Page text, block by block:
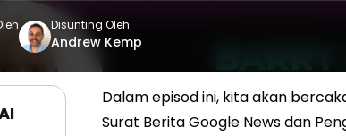
Disunting Oleh
Andrew Kemp
Dalam episod ini, kita akan
Surat Berita Google News dan